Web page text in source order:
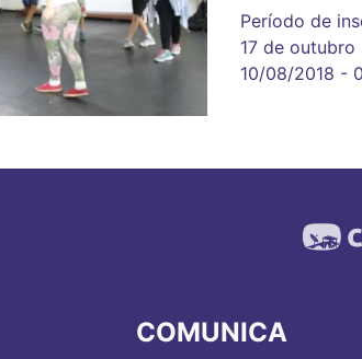
Período de
17 de outubro
10/08/2018 -
COMUNICA